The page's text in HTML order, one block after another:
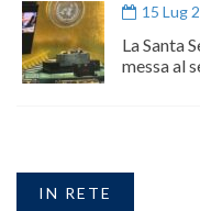
15 Lug
La Santa
messa al
IN RETE